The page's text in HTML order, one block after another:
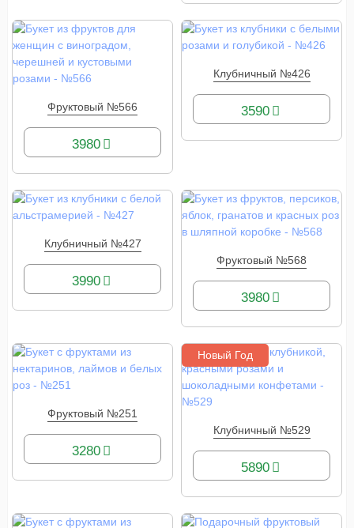
Фруктовый №566
КУПИТЬ
3980
Клубничный №426
КУПИТЬ
3590
Клубничный №427
КУПИТЬ
3990
Фруктовый №568
КУПИТЬ
3980
Фруктовый №251
КУПИТЬ
3280
Новый Год
Клубничный №529
КУПИТЬ
5890